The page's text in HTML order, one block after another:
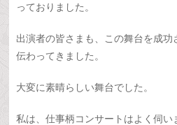
っておりました。
出演者の皆さまも、この舞台を成
伝わってきました。
大変に素晴らしい舞台でした。
私は、仕事柄コンサートはよく伺い